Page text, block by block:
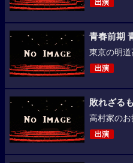
出演
青春前期
東京の明
出演
敗れざる
高村家の
出演